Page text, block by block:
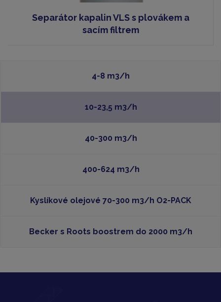
Separátor kapalin VLS s plovákem a
sacím filtrem
4-8 m3/h
10-23,5 m3/h
40-300 m3/h
400-624 m3/h
Kyslíkové olejové 70-300 m3/h O2-PACK
Becker s Roots boostrem do 2000 m3/h